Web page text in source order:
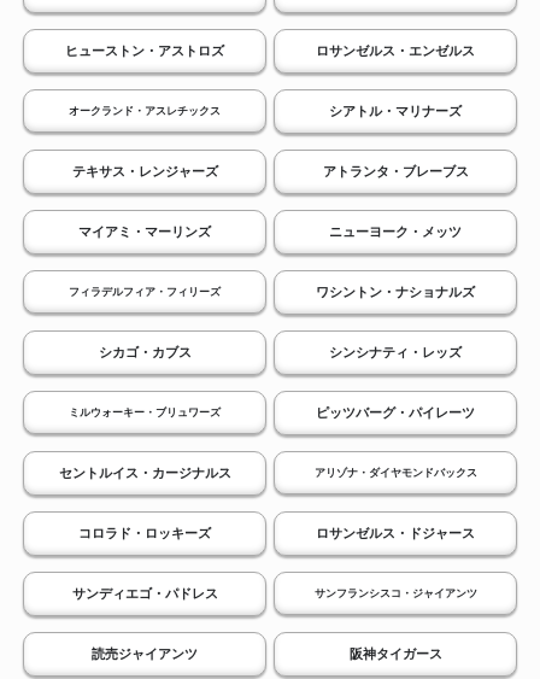
ヒューストン・アストロズ ロサンゼルス・エンゼルス
オークランド・アスレチックス シアトル・マリナーズ
テキサス・レンジャーズ アトランタ・ブレーブス
マイアミ・マーリンズ ニューヨーク・メッツ
フィラデルフィア・フィリーズ ワシントン・ナショナルズ
シカゴ・カブス シンシナティ・レッズ
ミルウォーキー・ブリュワーズ ピッツバーグ・パイレーツ
セントルイス・カージナルス アリゾナ・ダイヤモンドバックス
コロラド・ロッキーズ ロサンゼルス・ドジャース
サンディエゴ・パドレス サンフランシスコ・ジャイアンツ
読売ジャイアンツ 阪神タイガース